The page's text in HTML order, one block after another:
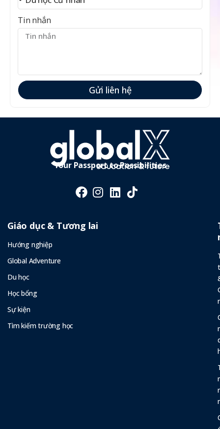
Tin nhắn
Gửi liên hệ
Your Passport to Possibilities
Giáo dục & Tương lai
Hướng nghiệp
Global Adventure
Du học
Học bổng
Sự kiện
Tìm kiếm trường học